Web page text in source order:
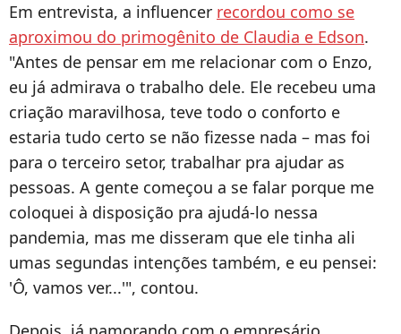
Em entrevista, a influencer recordou como se
aproximou do primogênito de Claudia e Edson.
"Antes de pensar em me relacionar com o Enzo,
eu já admirava o trabalho dele. Ele recebeu uma
criação maravilhosa, teve todo o conforto e
estaria tudo certo se não fizesse nada – mas foi
para o terceiro setor, trabalhar pra ajudar as
pessoas. A gente começou a se falar porque me
coloquei à disposição pra ajudá-lo nessa
pandemia, mas me disseram que ele tinha ali
umas segundas intenções também, e eu pensei:
'Ô, vamos ver...'", contou.